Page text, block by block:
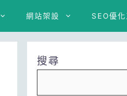
網站架設 SEO優
搜尋